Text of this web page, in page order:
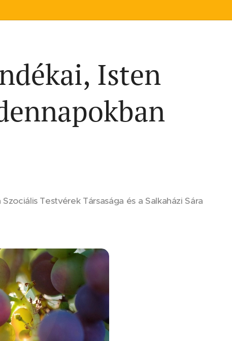
Isten
Testvérek Társasága és a Salkaházi Sára